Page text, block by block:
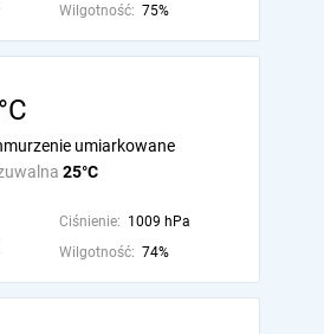
Wilgotność: 75%
25°C
umiarkowane
Ciśnienie: 1009 hPa
Wilgotność: 74%